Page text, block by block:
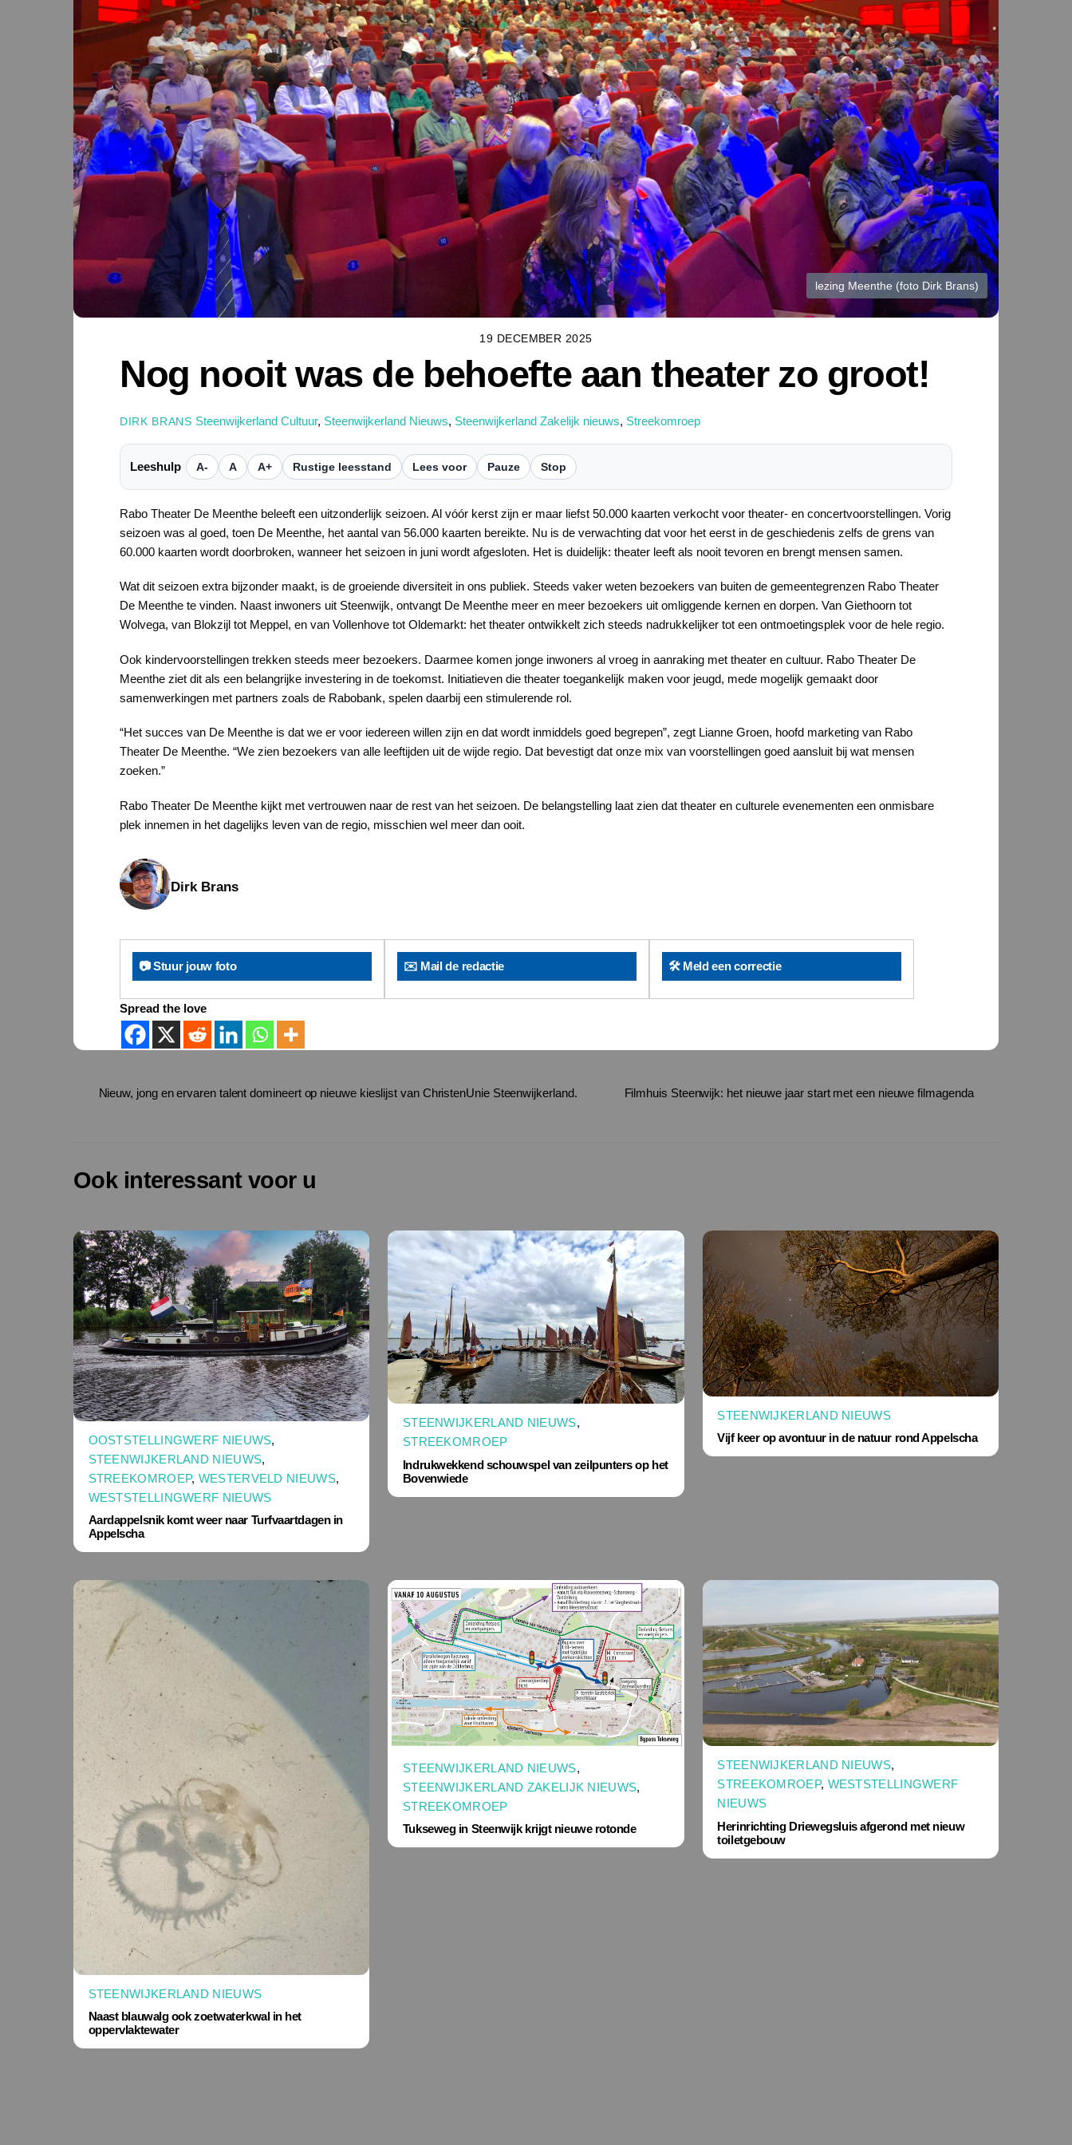
lezing Meenthe (foto Dirk Brans)
19 DECEMBER 2025
Nog nooit was de behoefte aan theater zo groot!
DIRK BRANS Steenwijkerland Cultuur, Steenwijkerland Nieuws, Steenwijkerland Zakelijk nieuws, Streekomroep
Leeshulp A- A A+ Rustige leesstand Lees voor Pauze Stop
Rabo Theater De Meenthe beleeft een uitzonderlijk seizoen. Al vóór kerst zijn er maar liefst 50.000 kaarten verkocht voor theater- en concertvoorstellingen. Vorig
seizoen was al goed, toen De Meenthe, het aantal van 56.000 kaarten bereikte. Nu is de verwachting dat voor het eerst in de geschiedenis zelfs de grens van
60.000 kaarten wordt doorbroken, wanneer het seizoen in juni wordt afgesloten. Het is duidelijk: theater leeft als nooit tevoren en brengt mensen samen.
Wat dit seizoen extra bijzonder maakt, is de groeiende diversiteit in ons publiek. Steeds vaker weten bezoekers van buiten de gemeentegrenzen Rabo Theater
De Meenthe te vinden. Naast inwoners uit Steenwijk, ontvangt De Meenthe meer en meer bezoekers uit omliggende kernen en dorpen. Van Giethoorn tot
Wolvega, van Blokzijl tot Meppel, en van Vollenhove tot Oldemarkt: het theater ontwikkelt zich steeds nadrukkelijker tot een ontmoetingsplek voor de hele regio.
Ook kindervoorstellingen trekken steeds meer bezoekers. Daarmee komen jonge inwoners al vroeg in aanraking met theater en cultuur. Rabo Theater De
Meenthe ziet dit als een belangrijke investering in de toekomst. Initiatieven die theater toegankelijk maken voor jeugd, mede mogelijk gemaakt door
samenwerkingen met partners zoals de Rabobank, spelen daarbij een stimulerende rol.
“Het succes van De Meenthe is dat we er voor iedereen willen zijn en dat wordt inmiddels goed begrepen”, zegt Lianne Groen, hoofd marketing van Rabo
Theater De Meenthe. “We zien bezoekers van alle leeftijden uit de wijde regio. Dat bevestigt dat onze mix van voorstellingen goed aansluit bij wat mensen
zoeken.”
Rabo Theater De Meenthe kijkt met vertrouwen naar de rest van het seizoen. De belangstelling laat zien dat theater en culturele evenementen een onmisbare
plek innemen in het dagelijks leven van de regio, misschien wel meer dan ooit.
Dirk Brans
📷 Stuur jouw foto ✉️ Mail de redactie 🛠️ Meld een correctie
Spread the love
Nieuw, jong en ervaren talent domineert op nieuwe kieslijst van ChristenUnie Steenwijkerland. Filmhuis Steenwijk: het nieuwe jaar start met een nieuwe filmagenda
Ook interessant voor u
OOSTSTELLINGWERF NIEUWS,
STEENWIJKERLAND NIEUWS,
STREEKOMROEP, WESTERVELD NIEUWS,
WESTSTELLINGWERF NIEUWS
Aardappelsnik komt weer naar Turfvaartdagen in
Appelscha
STEENWIJKERLAND NIEUWS,
STREEKOMROEP
Indrukwekkend schouwspel van zeilpunters op het
Bovenwiede
STEENWIJKERLAND NIEUWS
Vijf keer op avontuur in de natuur rond Appelscha
STEENWIJKERLAND NIEUWS
Naast blauwalg ook zoetwaterkwal in het
oppervlaktewater
STEENWIJKERLAND NIEUWS,
STEENWIJKERLAND ZAKELIJK NIEUWS,
STREEKOMROEP
Tukseweg in Steenwijk krijgt nieuwe rotonde
STEENWIJKERLAND NIEUWS,
STREEKOMROEP, WESTSTELLINGWERF
NIEUWS
Herinrichting Driewegsluis afgerond met nieuw
toiletgebouw